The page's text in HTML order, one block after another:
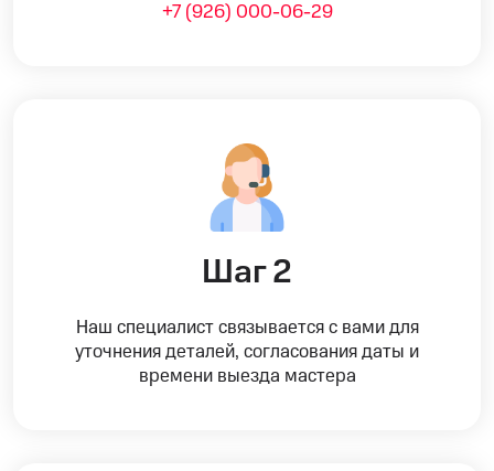
+7 (926) 000-06-29
Шаг 2
Наш специалист связывается с вами для
уточнения деталей, согласования даты и
времени выезда мастера